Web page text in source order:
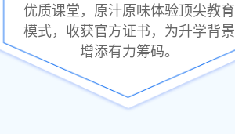
优质课堂，原汁原味体验顶尖教育
模式，收获官方证书，为升学背景
增添有力筹码。